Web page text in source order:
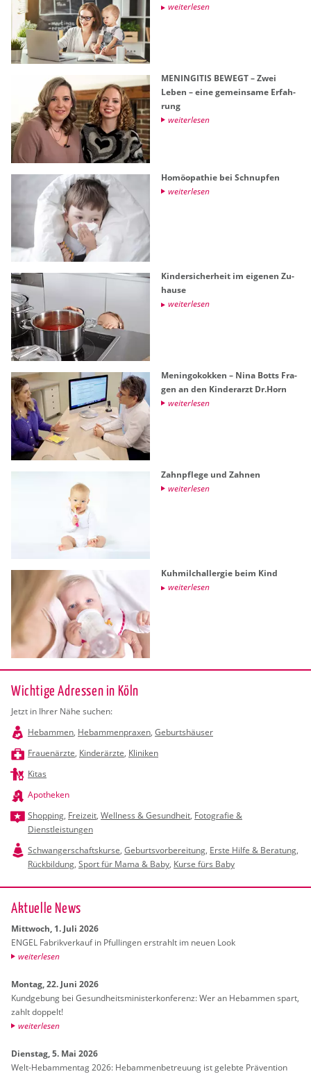
wei­ter­le­sen
ME­NIN­GI­TIS BE­WEGT – Zwei
Leben – eine ge­mein­sa­me Er­fah­
rung
wei­ter­le­sen
Ho­möo­pa­thie bei Schnup­fen
wei­ter­le­sen
Kin­der­si­cher­heit im ei­ge­nen Zu­
hau­se
wei­ter­le­sen
Me­nin­go­kok­ken – Nina Botts Fra­
gen an den Kin­der­arzt Dr.​Horn
wei­ter­le­sen
Zahn­pfle­ge und Zah­nen
wei­ter­le­sen
Kuh­milch­all­er­gie beim Kind
wei­ter­le­sen
Wichtige Adressen in Köln
Jetzt in Ihrer Nähe suchen:
Hebammen, Hebammenpraxen, Geburtshäuser
Frauenärzte, Kinderärzte, Kliniken
Kitas
Apotheken
Shopping, Freizeit, Wellness & Gesundheit, Fotografie &
Dienstleistungen
Schwangerschaftskurse, Geburtsvorbereitung, Erste Hilfe & Beratung,
Rückbildung, Sport für Mama & Baby, Kurse fürs Baby
Ak­tu­el­le News
Mitt­woch, 1. Juli 2026
ENGEL Fa­brik­ver­kauf in Pful­lin­gen er­strahlt im neuen Look
wei­ter­le­sen
Mon­tag, 22. Juni 2026
Kund­ge­bung bei Ge­sund­heits­mi­nis­ter­kon­fe­renz: Wer an Heb­am­men spart,
zahlt dop­pelt!
wei­ter­le­sen
Diens­tag, 5. Mai 2026
Welt-Heb­am­men­tag 2026: Heb­am­men­be­treu­ung ist ge­leb­te Prä­ven­ti­on